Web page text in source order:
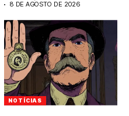
8 DE AGOSTO DE 2026
NOTÍCIAS